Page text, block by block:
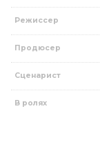
Режиссер
Продюсер
Сценарист
В ролях